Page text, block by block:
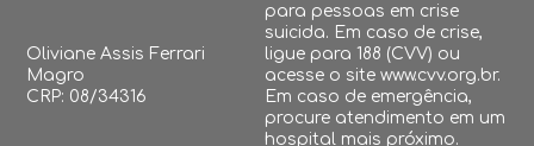
Oliviane Assis Ferrari
Magro
CRP: 08/34316
para pessoas em crise
suicida. Em caso de crise,
ligue para 188 (CVV) ou
acesse o site www.cvv.org.br.
Em caso de emergência,
procure atendimento em um
hospital mais próximo.